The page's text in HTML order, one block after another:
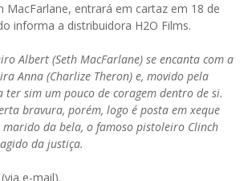
MacFarlane, entrará em cartaz em 18 de
informa a distribuidora H2O Films.
Albert (Seth MacFarlane) se encanta com a
Anna (Charlize Theron) e, movido pela
ter sim um pouco de coragem dentro de si.
bravura, porém, logo é posta em xeque
marido da bela, o famoso pistoleiro Clinch
da justiça.
e-mail).